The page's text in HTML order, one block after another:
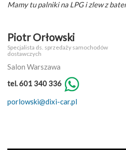
Mamy tu palniki na LPG i zlew z
Piotr Orłowski
Specjalista ds. sprzedaży samochodów
dostawczych
Salon Warszawa
tel. 601 340 336
porlowski@dixi-car.pl